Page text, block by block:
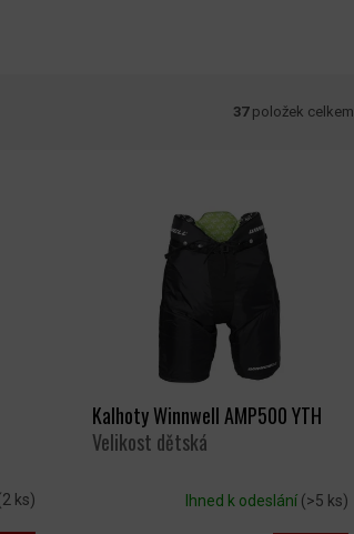
37položek celkem
ks)
Kalhoty Winnwell AMP500 YTH
Velikost dětská
Ihned k odeslání (>5 ks)